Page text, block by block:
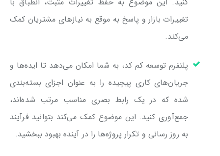
تغییرات بازار و پاسخ به موقع به نیازهای مشتریان کمک
می‌کند.
پلتفرم توسعه کم کد، به شما امکان می‌دهد تا ایده‌ها و
جریان‌های کاری پیچیده را به عنوان اجزای بسته‌بندی
شده که در یک رابط بصری مناسب مرتب شده‌اند،
جمع‌آوری کنید. این موضوع کمک می‌کند بتوانید فرآیند
به روز رسانی و تکرار پروژه‌ها را در آینده بهبود ببخشید.